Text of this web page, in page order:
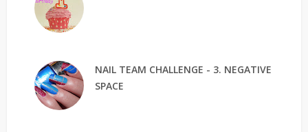
NAIL TEAM CHALLENGE - 3. NEGATIVE
SPACE